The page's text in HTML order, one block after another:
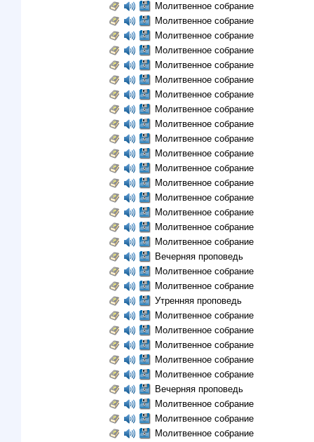
Молитвенное собрание
Молитвенное собрание
Молитвенное собрание
Молитвенное собрание
Молитвенное собрание
Молитвенное собрание
Молитвенное собрание
Молитвенное собрание
Молитвенное собрание
Молитвенное собрание
Молитвенное собрание
Молитвенное собрание
Молитвенное собрание
Молитвенное собрание
Молитвенное собрание
Молитвенное собрание
Молитвенное собрание
Вечерняя проповедь
Молитвенное собрание
Молитвенное собрание
Утренняя проповедь
Молитвенное собрание
Молитвенное собрание
Молитвенное собрание
Молитвенное собрание
Молитвенное собрание
Вечерняя проповедь
Молитвенное собрание
Молитвенное собрание
Молитвенное собрание